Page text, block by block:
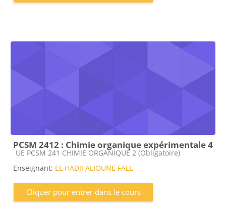
PCSM 2412 : Chimie organique expérimentale 4
Catégorie de cours
UE PCSM 241 CHIMIE ORGANIQUE 2 (Obligatoire)
Enseignant: EL HADJI ALIOUNE FALL
Cliquer pour entrer dans le cours